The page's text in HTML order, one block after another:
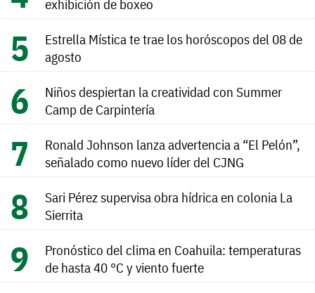
exhibición de boxeo
Estrella Mística te trae los horóscopos del 08 de
agosto
Niños despiertan la creatividad con Summer
Camp de Carpintería
Ronald Johnson lanza advertencia a “El Pelón”,
señalado como nuevo líder del CJNG
Sari Pérez supervisa obra hídrica en colonia La
Sierrita
Pronóstico del clima en Coahuila: temperaturas
de hasta 40 °C y viento fuerte